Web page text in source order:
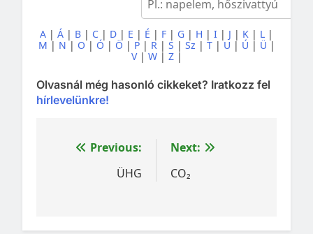
A | Á | B | C | D | E | É | F | G | H | I | J | K | L |
M | N | O| Ó| Ö| P| R| S | Sz | T|U | Ú | Ü |
V|W| Z|
Olvasnál még hasonló cikkeket? Iratkozz fel
hírlevelünkre!
Bejegyzés
navigáció
Previous:
ÜHG
Next:
CO₂